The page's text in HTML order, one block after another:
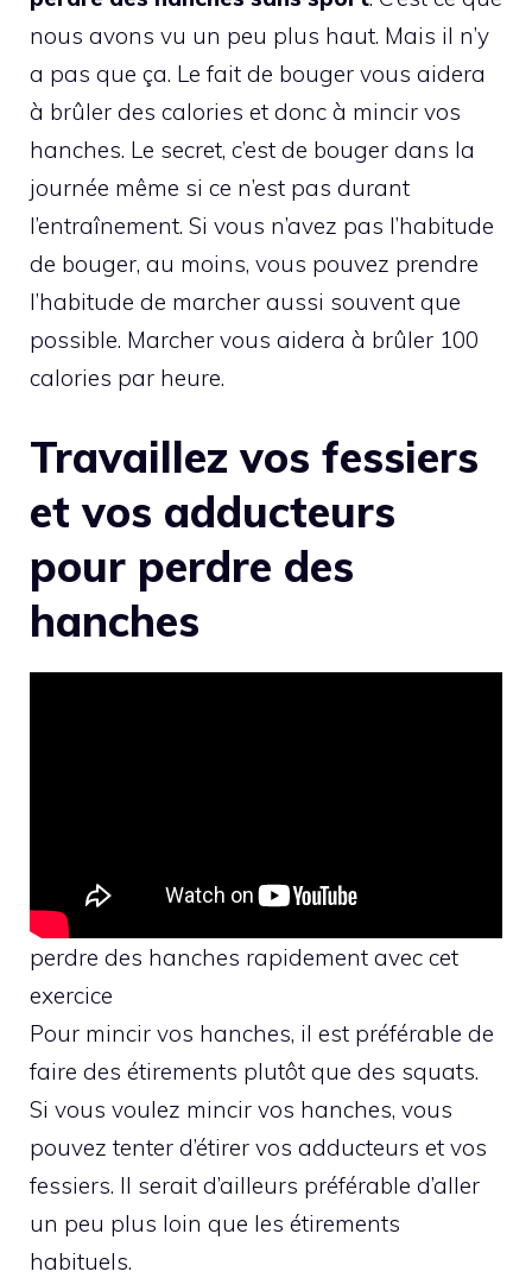
nous avons vu un peu plus haut. Mais il n’y
a pas que ça. Le fait de bouger vous aidera
à brûler des calories et donc à mincir vos
hanches. Le secret, c’est de bouger dans la
journée même si ce n’est pas durant
l’entraînement. Si vous n’avez pas l’habitude
de bouger, au moins, vous pouvez prendre
l’habitude de marcher aussi souvent que
possible. Marcher vous aidera à brûler 100
calories par heure.
Travaillez vos fessiers
et vos adducteurs
pour perdre des
hanches
perdre des hanches rapidement avec cet
exercice
Pour mincir vos hanches, il est préférable de
faire des étirements plutôt que des squats.
Si vous voulez mincir vos hanches, vous
pouvez tenter d’étirer vos adducteurs et vos
fessiers. Il serait d’ailleurs préférable d’aller
un peu plus loin que les étirements
habituels.